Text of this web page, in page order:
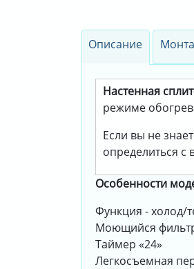
Описание
Настенная
режиме
Если вы не
определиться
Особенности
Функция - холод/
Моющийся
Таймер «24»
Легкосъемная